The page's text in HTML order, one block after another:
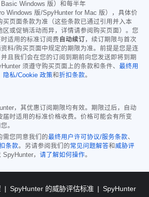
Basic Windows 版）和每半年
Windows 版/SpyHunter for Mac 版），具体价
买页面条款为准（这些条款已通过引用并入本
区或促销活动而异，详情请参阅购买页面）。您
适用的标准订阅费 自动续订 ，续订期限与首次
料/购买页面中规定的期限为准。前提是您是连
且我们会在您的订阅到期前向您发送即将到期
须遵守购买页面上的条款和条件、 最终用
隐私/Cookie 政策和折扣条款。
，其优惠订阅期限均有效。期限过后，自动
届时适用的标准价格收费。价格可能会有所变
。
需您同意我们的最终用户许可协议/服务条款、
条款。另请参阅我们的常见问题解答和威胁评
， 请了解如何操作。
SpyHunter 的威胁评估标准 SpyHunter